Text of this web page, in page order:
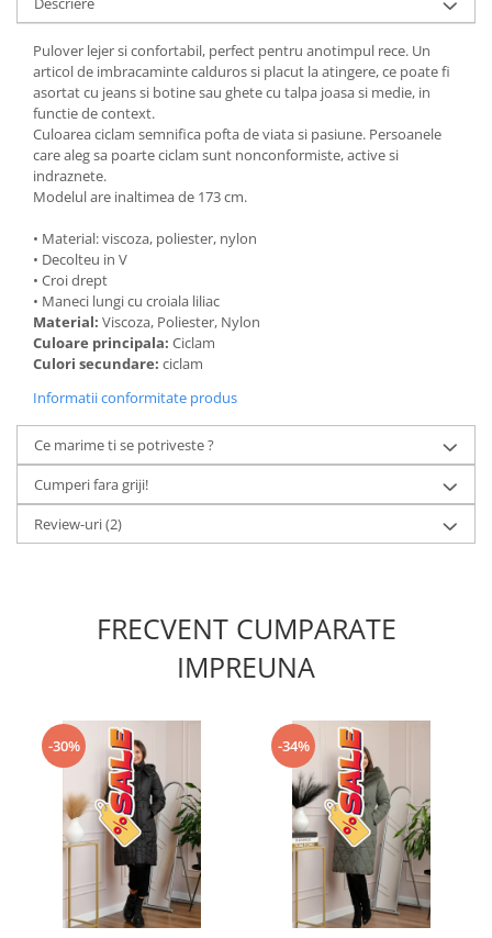
Pulover lejer si confortabil, perfect pentru anotimpul rece. Un
articol de imbracaminte calduros si placut la atingere, ce poate fi
asortat cu jeans si botine sau ghete cu talpa joasa si medie, in
functie de context.
Culoarea ciclam semnifica pofta de viata si pasiune. Persoanele
care aleg sa poarte ciclam sunt nonconformiste, active si
indraznete.
Modelul are inaltimea de 173 cm.
• Material: viscoza, poliester, nylon
• Decolteu in V
• Croi drept
• Maneci lungi cu croiala liliac
Material: Viscoza, Poliester, Nylon
Culoare principala: Ciclam
Culori secundare: ciclam
Informatii conformitate produs
Ce marime ti se potriveste ?
Cumperi fara griji!
Review-uri(2)
FRECVENT CUMPARATE
IMPREUNA
-30% -34%